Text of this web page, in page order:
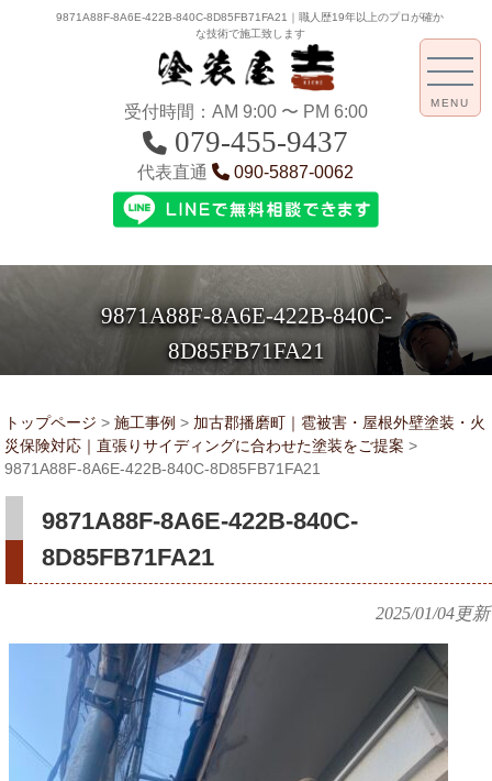
9871A88F-8A6E-422B-840C-8D85FB71FA21｜職人歴19年以上のプロが確か
な技術で施工致します
受付時間：AM 9:00 〜 PM 6:00
079-455-9437
代表直通 090-5887-0062
9871A88F-8A6E-422B-840C-
8D85FB71FA21
MENU
トップページ > 施工事例 > 加古郡播磨町｜雹被害・屋根外壁塗装・火
災保険対応｜直張りサイディングに合わせた塗装をご提案 >
9871A88F-8A6E-422B-840C-8D85FB71FA21
9871A88F-8A6E-422B-840C-
8D85FB71FA21
2025/01/04更新